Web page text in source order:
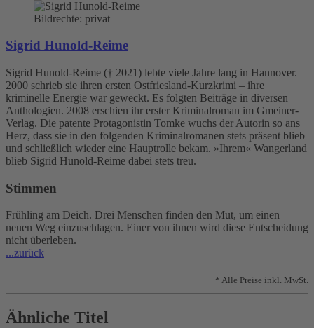
Bildrechte: privat
Sigrid Hunold-Reime
Sigrid Hunold-Reime († 2021) lebte viele Jahre lang in Hannover.
2000 schrieb sie ihren ersten Ostfriesland-Kurzkrimi – ihre
kriminelle Energie war geweckt. Es folgten Beiträge in diversen
Anthologien. 2008 erschien ihr erster Kriminalroman im Gmeiner-
Verlag. Die patente Protagonistin Tomke wuchs der Autorin so ans
Herz, dass sie in den folgenden Kriminalromanen stets präsent blieb
und schließlich wieder eine Hauptrolle bekam. »Ihrem« Wangerland
blieb Sigrid Hunold-Reime dabei stets treu.
Stimmen
Frühling am Deich. Drei Menschen finden den Mut, um einen
neuen Weg einzuschlagen. Einer von ihnen wird diese Entscheidung
nicht überleben.
...zurück
* Alle Preise inkl. MwSt.
Ähnliche Titel